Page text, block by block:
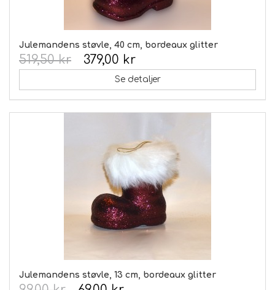
Julemandens støvle, 40 cm, bordeaux glitter
379,00 kr
519,50 kr
Se detaljer
Julemandens støvle, 13 cm, bordeaux glitter